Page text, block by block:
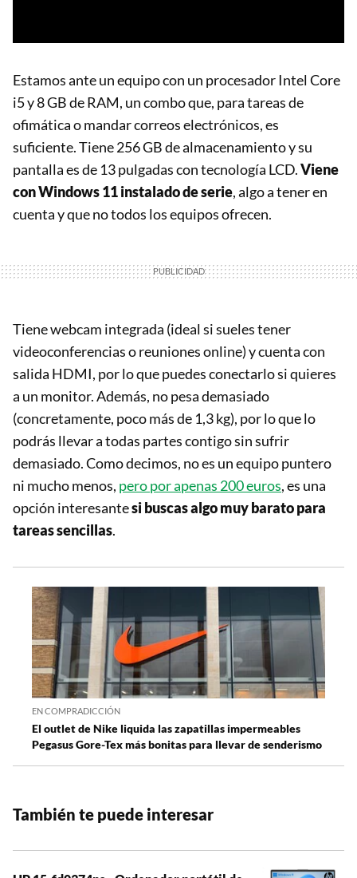
Estamos ante un equipo con un procesador Intel Core
i5 y 8 GB de RAM, un combo que, para tareas de
ofimática o mandar correos electrónicos, es
suficiente. Tiene 256 GB de almacenamiento y su
pantalla es de 13 pulgadas con tecnología LCD.Viene
con Windows 11 instalado de serie, algo a tener en
cuenta y que no todos los equipos ofrecen.
Tiene webcam integrada (ideal si sueles tener
videoconferencias o reuniones online) y cuenta con
salida HDMI, por lo que puedes conectarlo si quieres
a un monitor. Además, no pesa demasiado
(concretamente, poco más de 1,3 kg), por lo que lo
podrás llevar a todas partes contigo sin sufrir
demasiado. Como decimos, no es un equipo puntero
ni mucho menos, pero por apenas 200 euros, es una
opción interesantesi buscas algo muy barato para
tareas sencillas.
EN COMPRADICCIÓN
El outlet de Nike liquida las zapatillas impermeables
Pegasus Gore-Tex más bonitas para llevar de senderismo
También te puede interesar